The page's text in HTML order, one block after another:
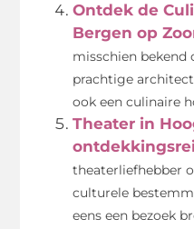
Ontdek de
Bergen op
misschien bekend
prachtige
ook een culinaire
Theater in
theaterliefhebber
culturele
eens een bezoek